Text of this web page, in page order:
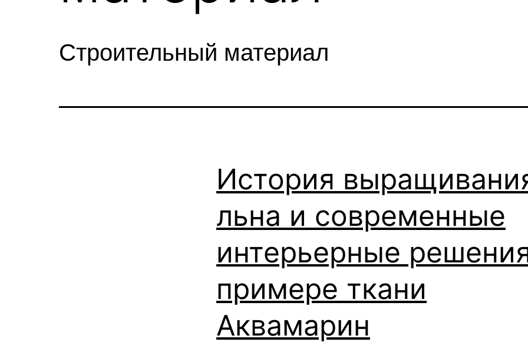
Строительный материал
История
льна и современные
интерьерные
примере ткани
Аквамарин